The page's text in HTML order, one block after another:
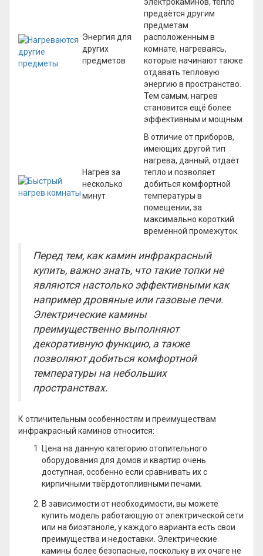
Энергия для
других
предметов
предаётся другим
предметам
расположенным в
комнате, нагреваясь,
которые начинают также
отдавать тепловую
энергию в пространство.
Тем самым, нагрев
становится ещё более
эффективным и мощным.
Нагрев за
несколько
минут
В отличие от приборов,
имеющих другой тип
нагрева, данный, отдаёт
тепло и позволяет
добиться комфортной
температуры в
помещении, за
максимально короткий
временной промежуток.
Перед тем, как камин инфракрасный
купить, важно знать, что такие топки не
являются настолько эффективными как
например дровяные или газовые печи.
Электрические камины
преимущественно выполняют
декоративную функцию, а также
позволяют добиться комфортной
температуры на небольших
пространствах.
К отличительным особенностям и преимуществам
инфракрасный каминов относится:
Цена на данную категорию отопительного
оборудования для домов и квартир очень
доступная, особенно если сравнивать их с
кирпичными твёрдотопливными печами;
В зависимости от необходимости, вы можете
купить модель работающую от электрической сети
или на биоэтаноле, у каждого варианта есть свои
преимущества и недоставки. Электрические
камины более безопасные, поскольку в их очаге не